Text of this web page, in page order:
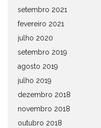
setembro 2021
fevereiro 2021
julho 2020
setembro 2019
agosto 2019
julho 2019
dezembro 2018
novembro 2018
outubro 2018